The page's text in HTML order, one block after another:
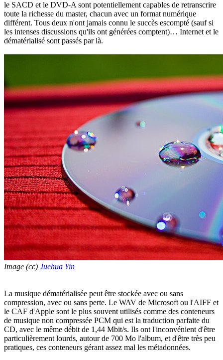
le SACD et le DVD-A sont potentiellement capables de retranscrire
toute la richesse du master, chacun avec un format numérique
différent. Tous deux n'ont jamais connu le succès escompté (sauf si
les intenses discussions qu'ils ont générées comptent)… Internet et le
dématérialisé sont passés par là.
Image (cc) Juehua Yin
La musique dématérialisée peut être stockée avec ou sans
compression, avec ou sans perte. Le WAV de Microsoft ou l'AIFF et
le CAF d'Apple sont le plus souvent utilisés comme des conteneurs
de musique non compressée PCM qui est la traduction parfaite du
CD, avec le même débit de 1,44 Mbit/s. Ils ont l'inconvénient d'être
particulièrement lourds, autour de 700 Mo l'album, et d'être très peu
pratiques, ces conteneurs gérant assez mal les métadonnées.